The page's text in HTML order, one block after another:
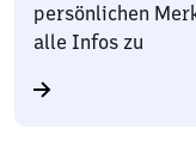
persönlichen
alle Infos zu